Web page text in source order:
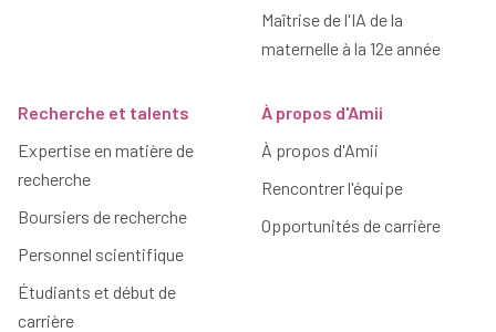
Maîtrise de l'IA de la
maternelle à la 12e année
Recherche et talents
Expertise en matière de
recherche
Boursiers de recherche
Personnel scientifique
Étudiants et début de
carrière
À propos d'Amii
À propos d'Amii
Rencontrer l'équipe
Opportunités de carrière